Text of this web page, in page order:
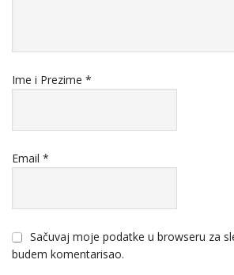
Ime i Prezime *
Email *
Sačuvaj moje podatke u browseru za
budem komentarisao.